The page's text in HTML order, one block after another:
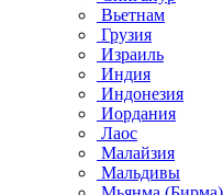
Вьетнам
Грузия
Израиль
Индия
Индонезия
Иордания
Лаос
Малайзия
Мальдивы